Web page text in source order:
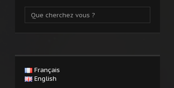
Français
English